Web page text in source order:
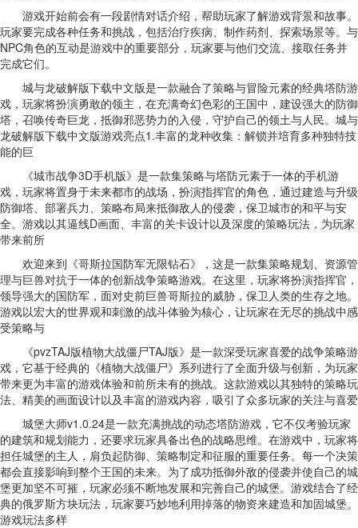
游戏开始前会有一段剧情对话介绍，帮助玩家了解游戏背景和故事。
玩家要完成各种任务和挑战，包括治疗疾病、制作药剂、探索场景等。与
NPC角色的互动是游戏中的重要部分，玩家要与他们交流、接取任务并
完成它们。
城与龙破解版下载中文版是一款融合了策略与冒险元素的经典塔防游
戏，玩家将扮演勇敢的领主，在充满奇幻色彩的王国中，建设强大的防御
塔，召唤传奇巨龙，抵御邪恶势力的入侵，守护自己的领土与人民。城与
龙破解版下载中文版游戏亮点1.丰富的龙种收集：解锁并培育多种独特技
能的巨
《城市战争3D手机版》是一款集策略与塔防元素于一体的手机游
戏，玩家将置身于未来都市的战场，扮演指挥官的角色，通过建造与升级
防御塔、部署兵力、策略布局来抵御敌人的侵袭，保卫城市的和平与安
全。游戏以其逼线D画面、丰富的关卡设计以及深度的策略玩法，为玩家
带来前所
欢迎来到《哥斯拉国防军无限钻石》，这是一款集策略规划、资源管
理与巨兽对抗于一体的创新战争策略游戏。在这里，玩家将扮演指挥官，
领导强大的国防军，面对史前巨兽哥斯拉的威胁，保卫人类的生存之地。
游戏以宏大的世界观和刺激的战斗体验为核心，让玩家在无尽的挑战中感
受策略与
《pvzTAJ版植物大战僵尸TAJ版》是一款深受玩家喜爱的战争策略游
戏，它基于经典的《植物大战僵尸》系列进行了全面升级与创新，为玩家
带来更为丰富的游戏体验和前所未有的挑战。这款游戏以其独特的策略玩
法、精美的画面设计以及丰富的游戏内容，吸引了众多玩家的关注与喜爱
城堡大师v1.0.24是一款充满挑战的动态塔防游戏，它不仅考验玩家
的建筑和规划能力，还要求玩家具备出色的战略思维。在游戏中，玩家将
担任城堡的主人，肩负起防御、策略制定和征服的重要任务。每一个决策
都会直接影响到整个王国的未来。为了成功抵御外敌的侵袭并使自己的城
堡更加坚不可摧，玩家必须不断地发展和完善自己的城堡。游戏结合了经
典的俄罗斯方块玩法，玩家要巧妙地利用掉落的物资来建造和加固城堡。
游戏玩法多样